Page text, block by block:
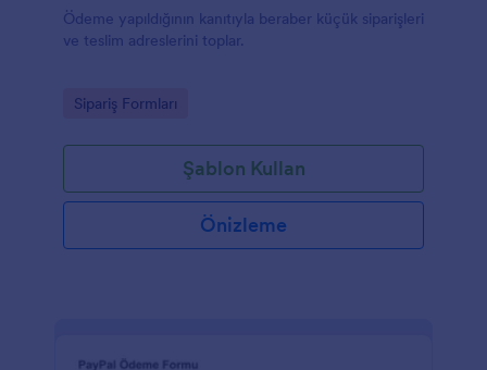
Ödeme yapıldığının kanıtıyla beraber küçük siparişleri
ve teslim adreslerini toplar.
Go to Category:
Sipariş Formları
Şablon Kullan
Önizleme